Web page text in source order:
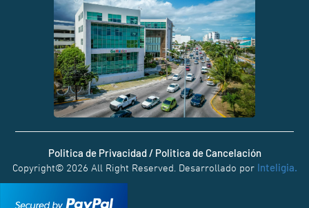
Politica de Privacidad / Politica de Cancelación
Copyright© 2026 All Right Reserved. Desarrollado por Inteligia.